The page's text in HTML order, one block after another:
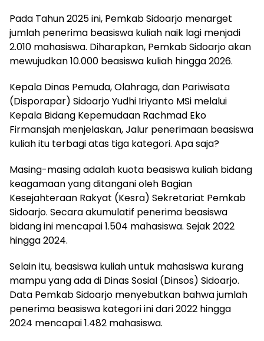
Pada Tahun 2025 ini, Pemkab Sidoarjo menarget
jumlah penerima beasiswa kuliah naik lagi menjadi
2.010 mahasiswa. Diharapkan, Pemkab Sidoarjo akan
mewujudkan 10.000 beasiswa kuliah hingga 2026.
Kepala Dinas Pemuda, Olahraga, dan Pariwisata
(Disporapar) Sidoarjo Yudhi Iriyanto MSi melalui
Kepala Bidang Kepemudaan Rachmad Eko
Firmansjah menjelaskan, Jalur penerimaan beasiswa
kuliah itu terbagi atas tiga kategori. Apa saja?
Masing-masing adalah kuota beasiswa kuliah bidang
keagamaan yang ditangani oleh Bagian
Kesejahteraan Rakyat (Kesra) Sekretariat Pemkab
Sidoarjo. Secara akumulatif penerima beasiswa
bidang ini mencapai 1.504 mahasiswa. Sejak 2022
hingga 2024.
Selain itu, beasiswa kuliah untuk mahasiswa kurang
mampu yang ada di Dinas Sosial (Dinsos) Sidoarjo.
Data Pemkab Sidoarjo menyebutkan bahwa jumlah
penerima beasiswa kategori ini dari 2022 hingga
2024 mencapai 1.482 mahasiswa.